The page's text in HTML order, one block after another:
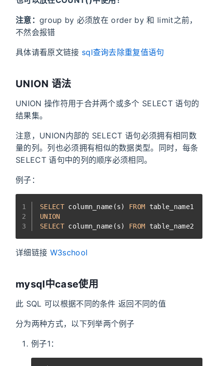
注意： group by 必须放在 order by 和 limit之前，
不然会报错
具体请看原文链接 sql查询去除重复值语句
UNION 语法
UNION 操作符用于合并两个或多个 SELECT 语句的
结果集。
注意，UNION内部的 SELECT 语句必须拥有相同数
量的列。列也必须拥有相似的数据类型。同时，每条
SELECT 语句中的列的顺序必须相同。
例子：
1
2
3
SELECT column_name(s) FROM table_name1
UNION
SELECT column_name(s) FROM table_name2
详细链接 W3school
mysql中case使用
此 SQL 可以根据不同的条件 返回不同的值
分为两种方式，以下列举两个例子
例子1：